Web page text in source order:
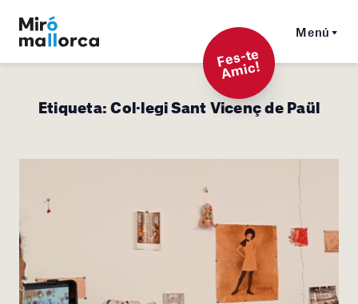
Menú
F
es-t
e
A
mi
c!
Etiqueta:Col·legi Sant Vicenç de Paül